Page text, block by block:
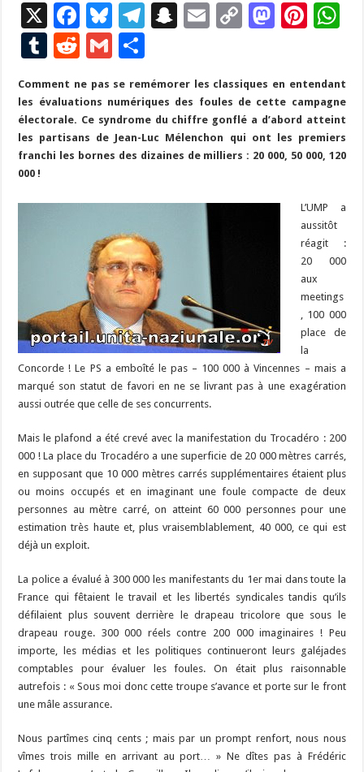
X
F
ac
e
b
o
o
Bl
u
es
ky
T
gr
a
m
S
p
c
h
E
l
C
y
Li
n
M
d
o
n
Pi
es
t
p
p
T
m
bl
r
R
d
di
t
G
ai
l
ar
ta
g
er
Comment ne pas se remémorer les classiques en entendant
les évaluations numériques des foules de cette campagne
électorale. Ce syndrome du chiffre gonflé a d’abord atteint
les partisans de Jean-Luc Mélenchon qui ont les premiers
franchi les bornes des dizaines de milliers : 20 000, 50 000, 120
000 !
L’UMP a
aussitôt
réagit :
20 000
aux
meetings
, 100 000
place de
la
Concorde ! Le PS a emboîté le pas – 100 000 à Vincennes – mais a
marqué son statut de favori en ne se livrant pas à une exagération
aussi outrée que celle de ses concurrents.
Mais le plafond a été crevé avec la manifestation du Trocadéro : 200
000 ! La place du Trocadéro a une superficie de 20 000 mètres carrés,
en supposant que 10 000 mètres carrés supplémentaires étaient plus
ou moins occupés et en imaginant une foule compacte de deux
personnes au mètre carré, on atteint 60 000 personnes pour une
estimation très haute et, plus vraisemblablement, 40 000, ce qui est
déjà un exploit.
La police a évalué à 300 000 les manifestants du 1er mai dans toute la
France qui fêtaient le travail et les libertés syndicales tandis qu’ils
défilaient plus souvent derrière le drapeau tricolore que sous le
drapeau rouge. 300 000 réels contre 200 000 imaginaires ! Peu
importe, les médias et les politiques continueront leurs galéjades
comptables pour évaluer les foules. On était plus raisonnable
autrefois : « Sous moi donc cette troupe s’avance et porte sur le front
une mâle assurance.
Nous partîmes cinq cents ; mais par un prompt renfort, nous nous
vîmes trois mille en arrivant au port… » Ne dîtes pas à Frédéric